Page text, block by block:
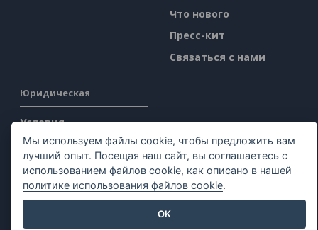
Что нового
Пресс-кит
Связаться с нами
Юридическая
Условия
предоставления услуг
AI Policy
Политика
конфиденциальности
Мы используем файлы cookie, чтобы предложить вам
лучший опыт. Посещая наш сайт, вы соглашаетесь с
использованием файлов cookie, как описано в нашей
политике использования файлов cookie.
OK